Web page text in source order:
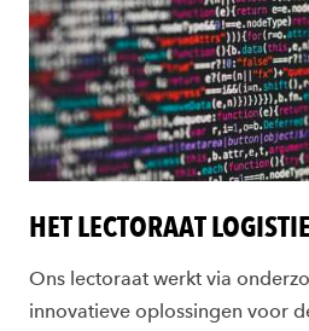
HET LECTORAAT
Ons lectoraat werkt via
innovatieve oplossingen voor